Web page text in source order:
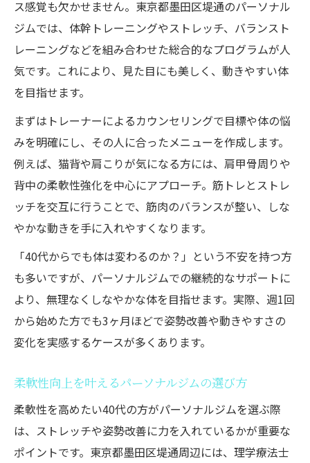
ス感覚も欠かせません。東京都墨田区堤通のパーソナル
ジムでは、体幹トレーニングやストレッチ、バランスト
レーニングなどを組み合わせた総合的なプログラムが人
気です。これにより、見た目にも美しく、動きやすい体
を目指せます。
まずはトレーナーによるカウンセリングで目標や体の悩
みを明確にし、その人に合ったメニューを作成します。
例えば、猫背や肩こりが気になる方には、肩甲骨周りや
背中の柔軟性強化を中心にアプローチ。筋トレとストレ
ッチを交互に行うことで、筋肉のバランスが整い、しな
やかな動きを手に入れやすくなります。
「40代からでも体は変わるのか？」という不安を持つ方
も多いですが、パーソナルジムでの継続的なサポートに
より、無理なくしなやかな体を目指せます。実際、週1回
から始めた方でも3ヶ月ほどで姿勢改善や動きやすさの
変化を実感するケースが多くあります。
柔軟性向上を叶えるパーソナルジムの選び方
柔軟性を高めたい40代の方がパーソナルジムを選ぶ際
は、ストレッチや姿勢改善に力を入れているかが重要な
ポイントです。東京都墨田区堤通周辺には、理学療法士